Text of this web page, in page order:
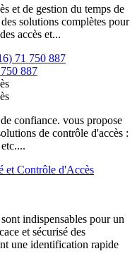
et de gestion du temps de
solutions complètes pour
accès et...
71 750 887
887
confiance. vous propose
de contrôle d'accès :
et Contrôle d'Accès
indispensables pour un
et sécurisé des
une identification rapide